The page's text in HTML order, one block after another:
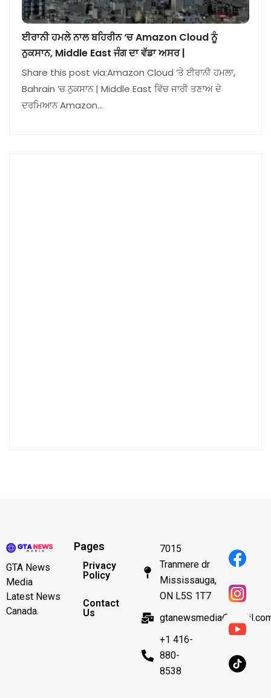
ਈਰਾਨੀ ਹਮਲੇ ਨਾਲ ਬਹਿਰੀਨ ‘ਚ Amazon Cloud ਨੂੰ
ਨੁਕਸਾਨ, Middle East ਜੰਗ ਦਾ ਵੱਡਾ ਅਸਰ |
Share this post via:Amazon Cloud ‘ਤੇ ਈਰਾਨੀ ਹਮਲਾ,
Bahrain ‘ਚ ਨੁਕਸਾਨ | Middle East ਵਿੱਚ ਜਾਰੀ ਤਣਾਅ ਦੇ
ਦਰਮਿਆਨ Amazon…
GTA News
Media
Latest News
Canada.
Pages
Privacy
Policy
Contact
Us
7015
Tranmere dr
Mississauga,
ON L5S 1T7
+1 416-
880-
8538